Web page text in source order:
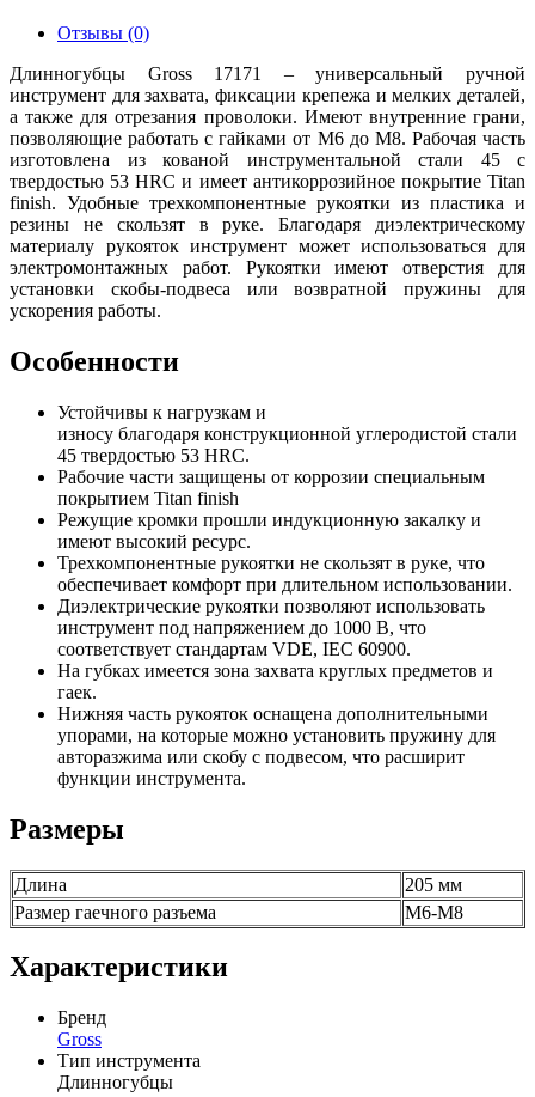
Отзывы (0)
Длинногубцы Gross 17171 – универсальный ручной
инструмент для захвата, фиксации крепежа и мелких деталей,
а также для отрезания проволоки. Имеют внутренние грани,
позволяющие работать с гайками от М6 до М8. Рабочая часть
изготовлена из кованой инструментальной стали 45 с
твердостью 53 HRC и имеет антикоррозийное покрытие Titan
finish. Удобные трехкомпонентные рукоятки из пластика и
резины не скользят в руке. Благодаря диэлектрическому
материалу рукояток инструмент может использоваться для
электромонтажных работ. Рукоятки имеют отверстия для
установки скобы-подвеса или возвратной пружины для
ускорения работы.
Особенности
Устойчивы к нагрузкам и
износу благодаря конструкционной углеродистой стали
45 твердостью 53 HRC.
Рабочие части защищены от коррозии специальным
покрытием Titan finish
Режущие кромки прошли индукционную закалку и
имеют высокий ресурс.
Трехкомпонентные рукоятки не скользят в руке, что
обеспечивает комфорт при длительном использовании.
Диэлектрические рукоятки позволяют использовать
инструмент под напряжением до 1000 В, что
соответствует стандартам VDE, IEC 60900.
На губках имеется зона захвата круглых предметов и
гаек.
Нижняя часть рукояток оснащена дополнительными
упорами, на которые можно установить пружину для
авторазжима или скобу с подвесом, что расширит
функции инструмента.
Размеры
Длина
205 мм
Размер гаечного разъема
М6-М8
Характеристики
Бренд
Gross
Тип инструмента
Длинногубцы